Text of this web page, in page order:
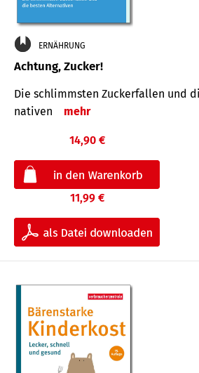
ERNÄHRUNG
Achtung, Zucker!
Die schlimmsten Zucker­fallen und
nativen
mehr
14,90 €
11,99 €